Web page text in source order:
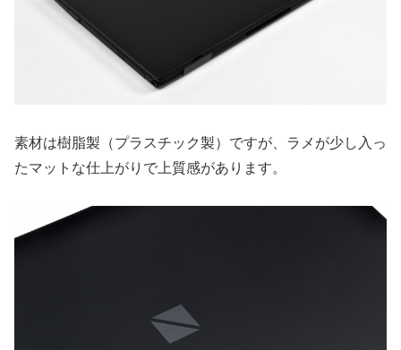
素材は樹脂製（プラスチック製）ですが、ラメが少し入っ
たマットな仕上がりで上質感があります。